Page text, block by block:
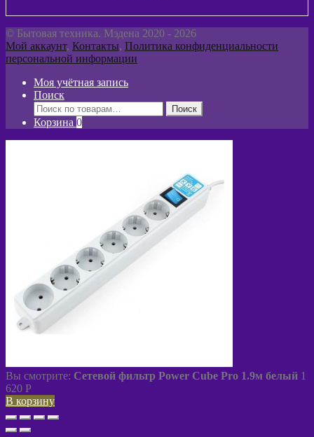
© Бытовая техника. Мэдена 2020 - 2026
Мой аккаунт, Контакты, Политика конфиденциальности
персональной информации
Моя учётная запись
Поиск
Искать:
Поиск
Корзина 0
Вы смотрите: Сетевой фильтр Power Cube Pro 1.9м белый 1
620 P
В корзину